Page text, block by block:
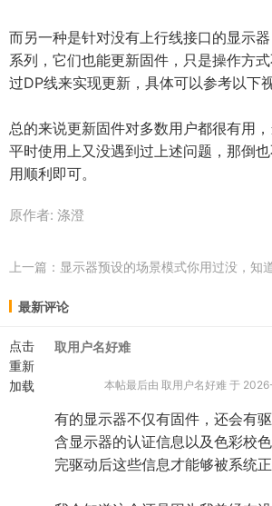
而另一种是针对没有上行线接口的显示
系列，它们也能更新固件，只是操作方
过DP线来实现更新，具体可以参考以下
总的来说更新固件对多数用户都很有用，
平时使用上又没遇到过上述问题，那倒
用顺利即可。
原作者: 涤澄
上一篇： 显示器预设的场景模式你用过没，知
最新评论
点击
重新
加载
取用户名好难
本帖最后由 取用户名好难 于
有的显示器不仅有固件，还会有
含显示器的认证信息以及色彩校
完驱动后这些信息才能够被系统